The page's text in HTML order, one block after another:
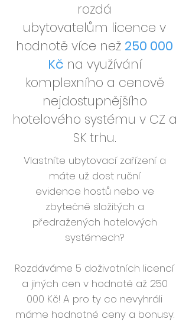
rozdá
ubytovatelům licence v
hodnotě více než 250 000
Kč na využívání
komplexního a cenově
nejdostupnějšího
hotelového systému v CZ a
SK trhu.
Vlastníte ubytovací zařízení a
máte už dost ruční
evidence hostů nebo ve
zbytečně složitých a
předražených hotelových
systémech?
Rozdáváme 5 doživotních licencí
a jiných cen v hodnotě až 250
000 Kč! A pro ty co nevyhráli
máme hodnotné ceny a bonusy.